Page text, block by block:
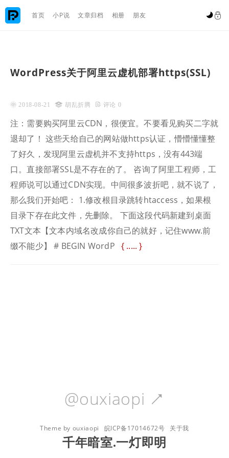
 首页 小P说 文章归档 相册 朋友 
WordPress关于阿里云虚机部署https(SSL)
 2018-08-21  胡乱折腾  评论 0
注：需要购买阿里云CDN，很便宜。不要看见购买二字就
退却了！ 这些天给自己的网站做https认证，懵懵懂懂整
了好久，发现阿里云虚机并不支持https，没有443端
口。直接部署SSL是不存在的了。 咨询了阿里工程师，工
程师说可以通过CDN实现。中间很多波折吧，就不说了，
那么我们开始吧： 1.修改根目录跳转htaccess，如果根
目录下存在此文件，先删除。 下面这段代码新建到桌面
TXT文本【文本内域名改成你自己的就好，记住www.前
缀不能少】 # BEGIN WordP
.....
@ouxiaopi 
Theme by ouxiaopi 皖ICP备17014672号 关于我
千年暗室.一灯即明